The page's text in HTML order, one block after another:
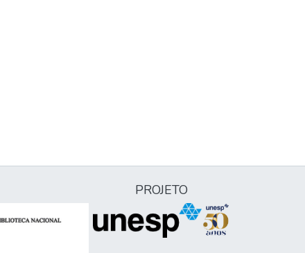
PROJETO